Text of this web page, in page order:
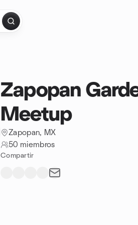
Zapopan
Meetup
Zapopan, MX
50 miembros
Compartir